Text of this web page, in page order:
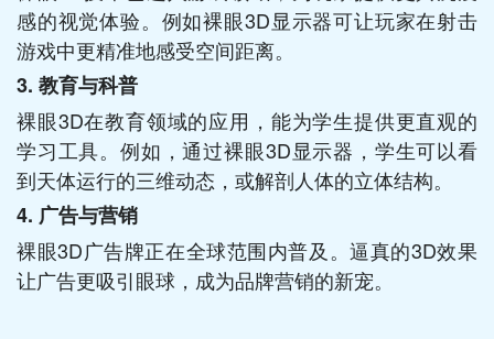
感的视觉体验。例如裸眼3D显示器可让玩家在射击
游戏中更精准地感受空间距离。
3. 教育与科普
裸眼3D在教育领域的应用，能为学生提供更直观的
学习工具。例如，通过裸眼3D显示器，学生可以看
到天体运行的三维动态，或解剖人体的立体结构。
4. 广告与营销
裸眼3D广告牌正在全球范围内普及。逼真的3D效果
让广告更吸引眼球，成为品牌营销的新宠。